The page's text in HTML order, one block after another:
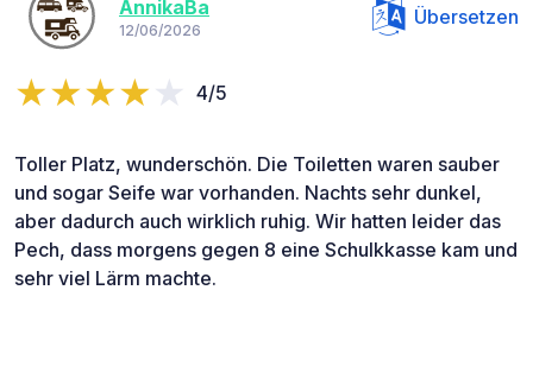
AnnikaBa
12/06/2026
Übersetzen
4/5
Toller Platz, wunderschön. Die Toiletten waren sauber
und sogar Seife war vorhanden. Nachts sehr dunkel,
aber dadurch auch wirklich ruhig. Wir hatten leider das
Pech, dass morgens gegen 8 eine Schulkkasse kam und
sehr viel Lärm machte.